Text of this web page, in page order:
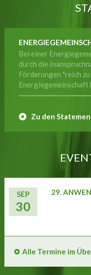
Bei einer
durch die
Förderungen "reich zu
Energiegemeinschaft
Zu den
SEP
30
29.
Alle Termine im